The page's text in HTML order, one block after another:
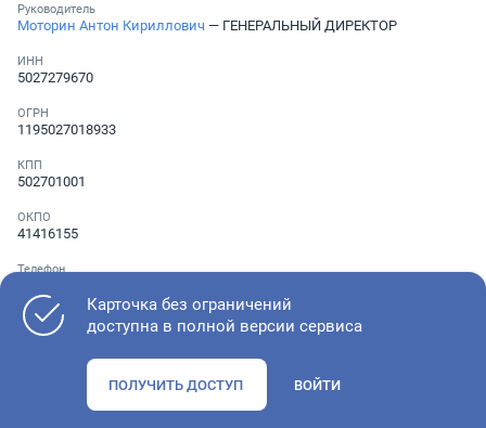
Руководитель
Моторин Антон Кириллович — ГЕНЕРАЛЬНЫЙ ДИРЕКТОР
ИНН
5027279670
ОГРН
1195027018933
КПП
502701001
ОКПО
41416155
Телефон
Как оценить состояние компании
Карточка без ограничений
доступна в полной версии сервиса
ПОЛУЧИТЬ ДОСТУП ВОЙТИ